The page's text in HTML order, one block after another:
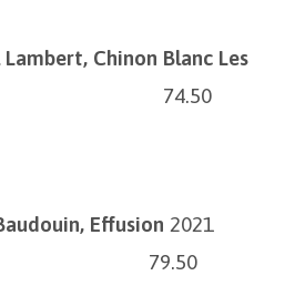
Chinon Blanc Les
74.50
Effusion 2021